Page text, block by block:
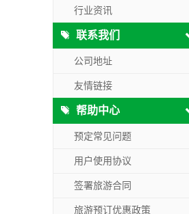
行业资讯
联系我们
公司地址
友情链接
帮助中心
预定常见问题
用户使用协议
签署旅游合同
旅游预订优惠政策